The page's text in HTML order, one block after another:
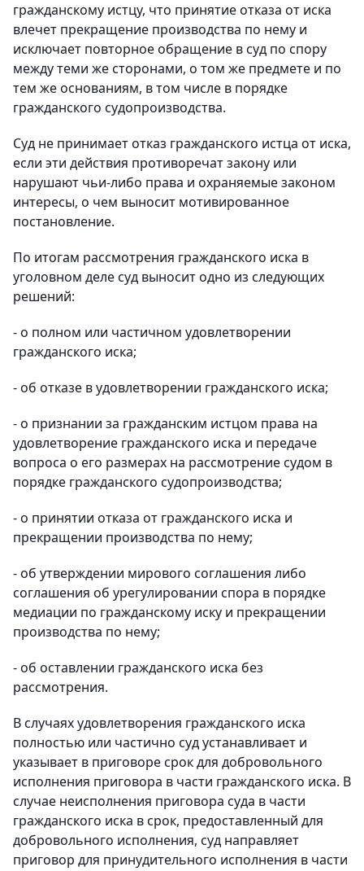
гражданскому истцу, что принятие отказа от иска
влечет прекращение производства по нему и
исключает повторное обращение в суд по спору
между теми же сторонами, о том же предмете и по
тем же основаниям, в том числе в порядке
гражданского судопроизводства.
Суд не принимает отказ гражданского истца от иска,
если эти действия противоречат закону или
нарушают чьи-либо права и охраняемые законом
интересы, о чем выносит мотивированное
постановление.
По итогам рассмотрения гражданского иска в
уголовном деле суд выносит одно из следующих
решений:
- о полном или частичном удовлетворении
гражданского иска;
- об отказе в удовлетворении гражданского иска;
- о признании за гражданским истцом права на
удовлетворение гражданского иска и передаче
вопроса о его размерах на рассмотрение судом в
порядке гражданского судопроизводства;
- о принятии отказа от гражданского иска и
прекращении производства по нему;
- об утверждении мирового соглашения либо
соглашения об урегулировании спора в порядке
медиации по гражданскому иску и прекращении
производства по нему;
- об оставлении гражданского иска без
рассмотрения.
В случаях удовлетворения гражданского иска
полностью или частично суд устанавливает и
указывает в приговоре срок для добровольного
исполнения приговора в части гражданского иска. В
случае неисполнения приговора суда в части
гражданского иска в срок, предоставленный для
добровольного исполнения, суд направляет
приговор для принудительного исполнения в части